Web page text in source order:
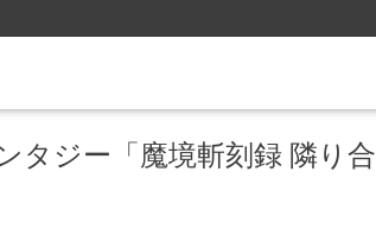
タジー「魔境斬刻録 隣り合